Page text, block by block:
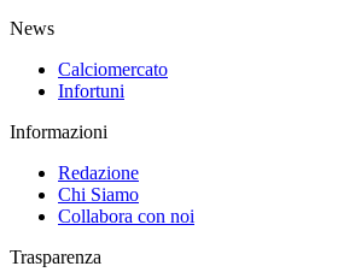
News
Calciomercato
Infortuni
Informazioni
Redazione
Chi Siamo
Collabora con noi
Trasparenza